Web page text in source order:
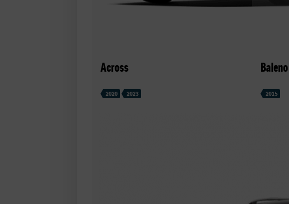
Across
2020 2023
Baleno
2015